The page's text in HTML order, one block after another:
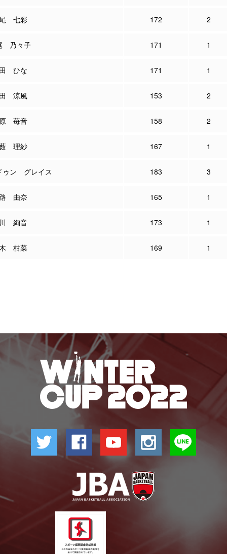
七彩 172 2
乃々子 171 1
ひな 171 1
涼風 153 2
苺音 158 2
理紗 167 1
ゥン グレイス 183 3
由奈 165 1
絢音 173 1
柑菜 169
1